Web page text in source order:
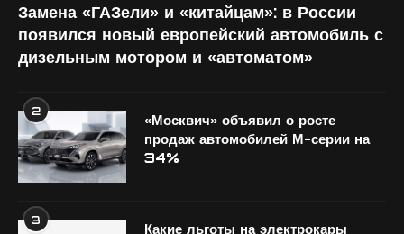
Замена «ГАЗели» и «китайцам»: в России
появился новый европейский автомобиль с
дизельным мотором и «автоматом»
2
«Москвич» объявил о росте
продаж автомобилей М-серии на
34%
3
Какие льготы на электрокары